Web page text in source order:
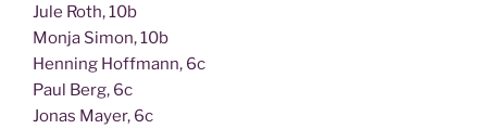
Jule Roth, 10b
Mon­ja Simon, 10b
Hen­ning Hoff­mann, 6c
Paul Berg, 6c
Jonas May­er, 6c